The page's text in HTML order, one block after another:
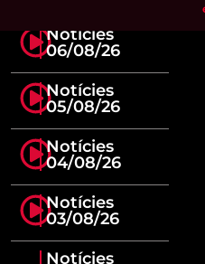
Notícies
06/08/26
Notícies
05/08/26
Notícies
04/08/26
Notícies
03/08/26
Notícies